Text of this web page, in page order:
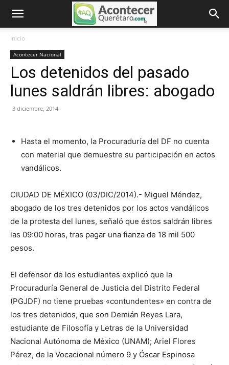
Inicio
Acontecer Nacional
Los detenidos del pasado
lunes saldrán libres: abogado
3 diciembre, 2014
Hasta el momento, la Procuraduría del DF no cuenta
con material que demuestre su participación en actos
vandálicos.
CIUDAD DE MÉXICO (03/DIC/2014).- Miguel Méndez,
abogado de los tres detenidos por los actos vandálicos
de la protesta del lunes, señaló que éstos saldrán libres
las 09:00 horas, tras pagar una fianza de 18 mil 500
pesos.
El defensor de los estudiantes explicó que la
Procuraduría General de Justicia del Distrito Federal
(PGJDF) no tiene pruebas «contundentes» en contra de
los tres detenidos, que son Demián Reyes Lara,
estudiante de Filosofía y Letras de la Universidad
Nacional Autónoma de México (UNAM); Ariel Flores
Pérez, de la Vocacional número 9 y Óscar Espinosa